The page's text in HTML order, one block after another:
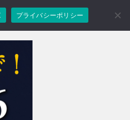
プライバシーポリシー